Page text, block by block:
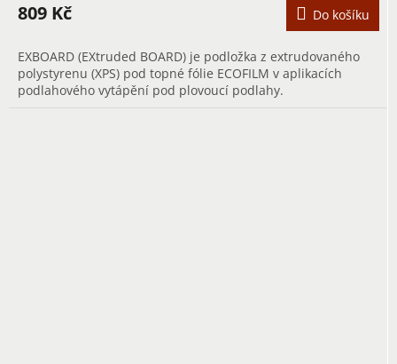
809 Kč Do košíku
EXBOARD (EXtruded BOARD) je podložka z extrudovaného
polystyrenu (XPS) pod topné fólie ECOFILM v aplikacích
podlahového vytápění pod plovoucí podlahy.